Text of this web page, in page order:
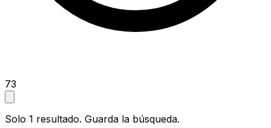
73
Solo 1 resultado. Guarda la búsqueda.